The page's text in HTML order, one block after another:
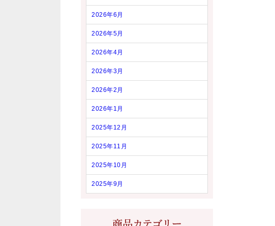
2026年6月
2026年5月
2026年4月
2026年3月
2026年2月
2026年1月
2025年12月
2025年11月
2025年10月
2025年9月